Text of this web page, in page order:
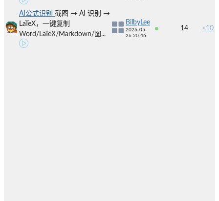
AI公式识别 截图 → AI 识别 →
LaTeX，一键复制
Word/LaTeX/Markdown/图...
BilbyLee
2026-05-
26 20:46
14 <10